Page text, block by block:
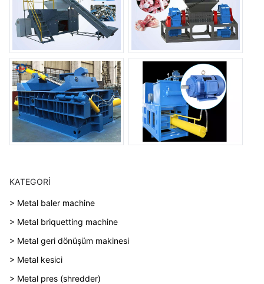
KATEGORI
> Metal baler machine
> Metal briquetting machine
> Metal geri dönüşüm makinesi
> Metal kesici
> Metal pres (shredder)